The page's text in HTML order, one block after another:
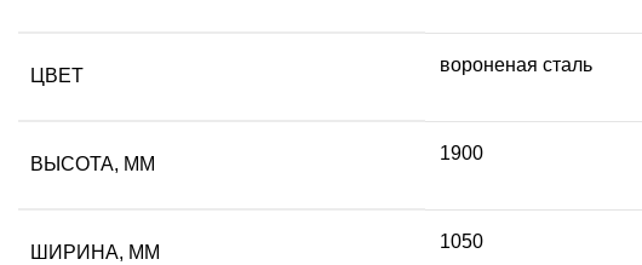
ЦВЕТ
вороненая сталь
ВЫСОТА, ММ
1900
ШИРИНА, ММ
1050